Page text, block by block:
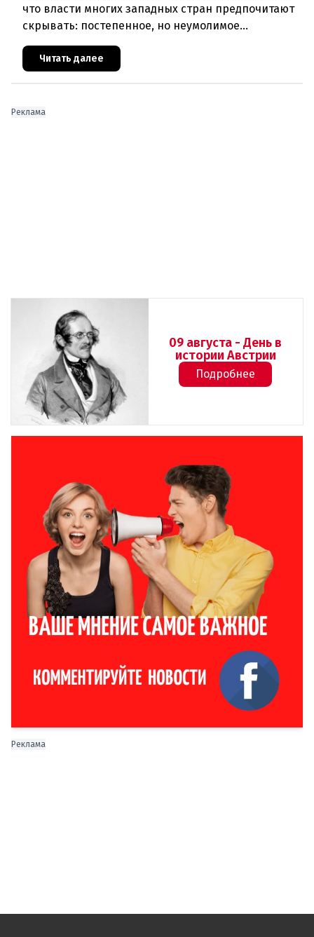
что власти многих западных стран предпочитают
скрывать: постепенное, но неумолимое
сокращение численности населения
европейского происхождения. «Часы замен
Читать далее
Реклама
09 августа - День в
истории Австрии
Подробнее
Реклама